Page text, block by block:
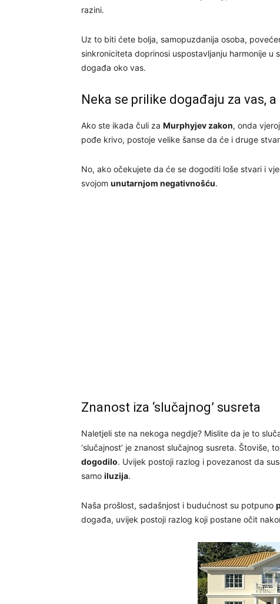
razini.
Uz to biti ćete bolja, samopuzdanija osoba,
sinkroniciteta doprinosi uspostavljanju harmonije u
događa oko vas.
Neka se prilike događaju za vas,
Ako ste ikada čuli za Murphyjev zakon, onda
pođe krivo, postoje velike šanse da će i druge
No, ako očekujete da će se dogoditi loše stvari i
svojom unutarnjom negativnošću.
Znanost iza ‘slučajnog’ susreta
Naletjeli ste na nekoga negdje? Mislite da je to
‘slučajnost’ je znanost slučajnog susreta. Štoviše,
dogodilo. Uvijek postoji razlog i povezanost da
samo iluzija.
Naša prošlost, sadašnjost i budućnost su potpuno
događa, uvijek postoji razlog koji postane očit